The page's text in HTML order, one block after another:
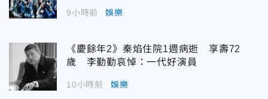
9小時前 娛樂
《慶餘年2》秦焰住院1週病逝 享壽72
歲 李勤勤哀悼：一代好演員
10小時前 娛樂